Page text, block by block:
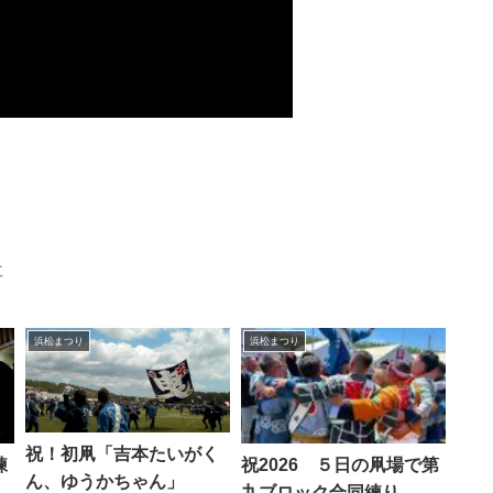
浜松まつり
祝！初凧「吉本たいがく
ん、ゆうかちゃん」
浜松まつり
祝2026 ５日の凧場で第